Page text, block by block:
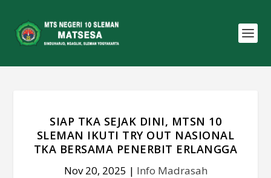
SIAP TKA SEJAK DINI, MTSN 10
SLEMAN IKUTI TRY OUT NASIONAL
TKA BERSAMA PENERBIT ERLANGGA
Nov 20, 2025 | Info Madrasah